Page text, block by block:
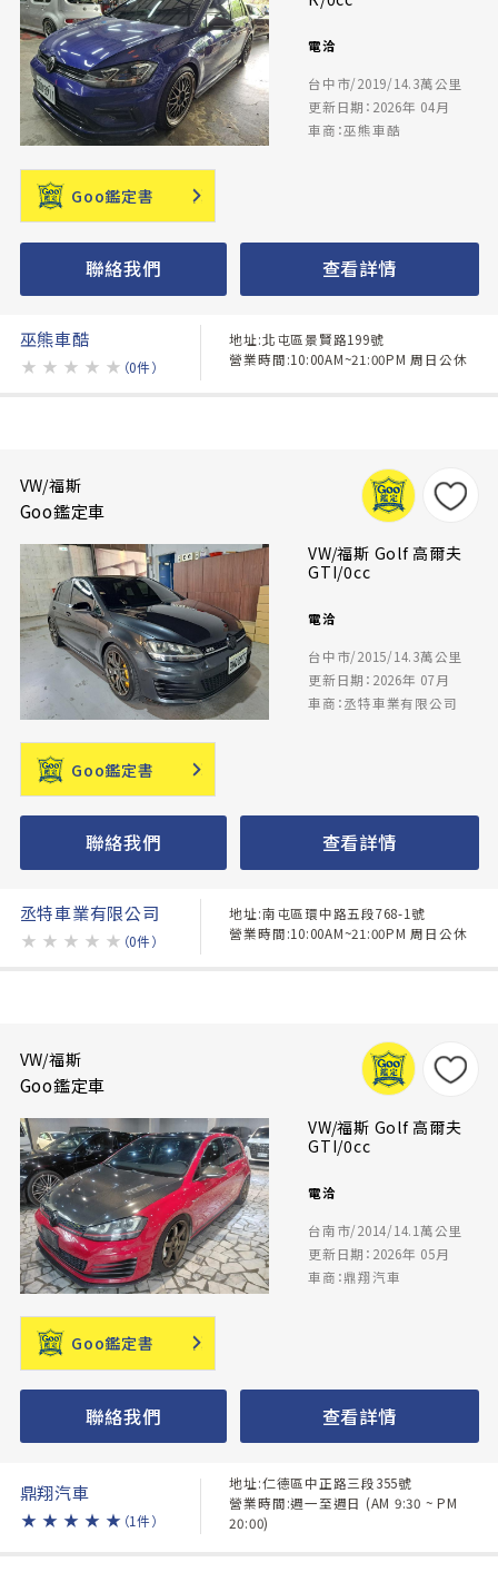
電洽
台中市/2019/14.3萬公里
更新日期：2026年 04月
車商：巫熊車酷
Goo鑑定書
聯絡我們 查看詳情
巫熊車酷
★ ★ ★ ★ ★ （0件）
地址:北屯區景賢路199號
營業時間:10:00AM~21:00PM 周日公休
VW/福斯
Goo鑑定車
VW/福斯 Golf 高爾夫
GTI/0cc
電洽
台中市/2015/14.3萬公里
更新日期：2026年 07月
車商：丞特車業有限公司
Goo鑑定書
聯絡我們 查看詳情
丞特車業有限公司
★ ★ ★ ★ ★ （0件）
地址:南屯區環中路五段768-1號
營業時間:10:00AM~21:00PM 周日公休
VW/福斯
Goo鑑定車
VW/福斯 Golf 高爾夫
GTI/0cc
電洽
台南市/2014/14.1萬公里
更新日期：2026年 05月
車商：鼎翔汽車
Goo鑑定書
聯絡我們 查看詳情
鼎翔汽車
★ ★ ★ ★ ★ （1件）
地址:仁德區中正路三段355號
營業時間:週一至週日 (AM 9:30 ~ PM
20:00)